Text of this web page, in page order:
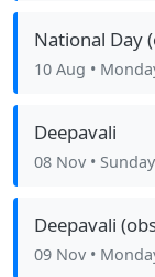
National Day
10 Aug •
Deepavali
08 Nov • Sunday
Deepavali
09 Nov •